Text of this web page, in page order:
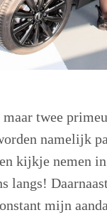
maar twee
namelijk
kijkje nemen
langs!
mijn